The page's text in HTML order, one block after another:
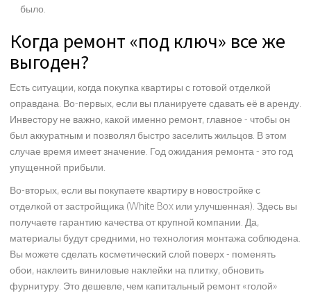
было.
Когда ремонт «под ключ» все же
выгоден?
Есть ситуации, когда покупка квартиры с готовой отделкой
оправдана. Во-первых, если вы планируете сдавать её в аренду.
Инвестору не важно, какой именно ремонт, главное - чтобы он
был аккуратным и позволял быстро заселить жильцов. В этом
случае время имеет значение. Год ожидания ремонта - это год
упущенной прибыли.
Во-вторых, если вы покупаете квартиру в новостройке с
отделкой от застройщика (White Box или улучшенная). Здесь вы
получаете гарантию качества от крупной компании. Да,
материалы будут средними, но технология монтажа соблюдена.
Вы можете сделать косметический слой поверх - поменять
обои, наклеить виниловые наклейки на плитку, обновить
фурнитуру. Это дешевле, чем капитальный ремонт «голой»